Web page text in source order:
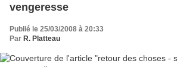
vengeresse
Publié le 25/03/2008 à 20:33
Par R. Platteau